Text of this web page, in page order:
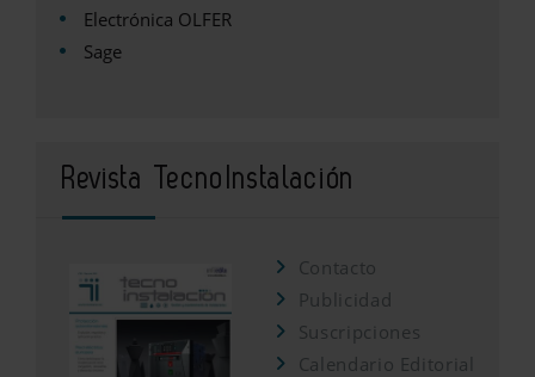
Electrónica OLFER
Sage
Revista TecnoInstalación
Contacto
Publicidad
Suscripciones
Calendario Editorial